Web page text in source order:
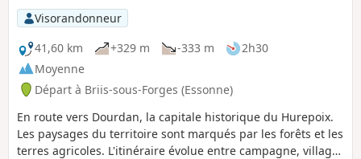
Visorandonneur
41,60 km
+329 m -333 m
2h30
Moyenne
Départ à Briis-sous-Forges (Essonne)
En route vers Dourdan, la capitale historique du Hurepoix.
Les paysages du territoire sont marqués par les forêts et les
terres agricoles. L'itinéraire évolue entre campagne, villages